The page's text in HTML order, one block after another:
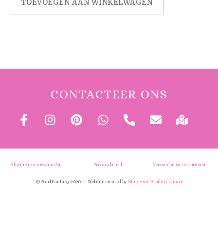
TOEVOEGEN AAN WINKELWAGEN
CONTACTEER ONS
Algemene voorwaarden Privacybeleid Verzenden en retourneren
© Pearl Fantasy 2020 — Website created by Stage and Studio Comm.V.